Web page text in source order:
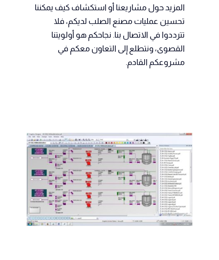
المزيد حول مشاريعنا أو استكشاف كيف يمكننا
تحسين عمليات مصنع الصلب لديكم، فلا
تترددوا في الاتصال بنا. نجاحكم هو أولويتنا
القصوى، ونتطلع إلى التعاون معكم في
مشروعكم القادم.